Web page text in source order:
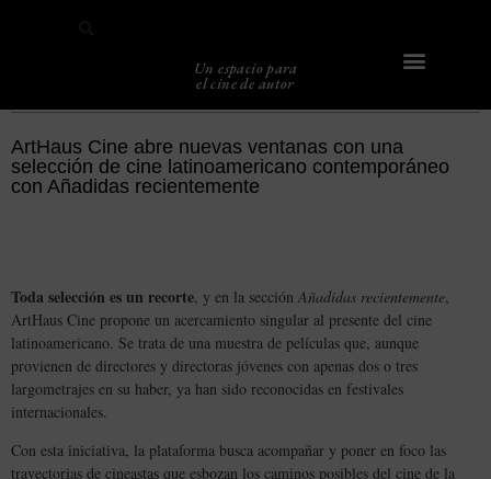
Un espacio para
el cine de autor
ArtHaus Cine abre nuevas ventanas con una
selección de cine latinoamericano contemporáneo
con Añadidas recientemente
Toda selección es un recorte, y en la sección Añadidas recientemente,
ArtHaus Cine propone un acercamiento singular al presente del cine
latinoamericano. Se trata de una muestra de películas que, aunque
provienen de directores y directoras jóvenes con apenas dos o tres
largometrajes en su haber, ya han sido reconocidas en festivales
internacionales.
Con esta iniciativa, la plataforma busca acompañar y poner en foco las
trayectorias de cineastas que esbozan los caminos posibles del cine de la